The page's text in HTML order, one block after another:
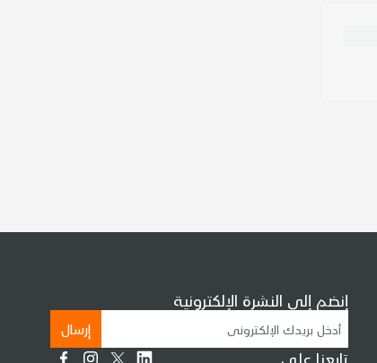
إنضم إلى النشرة الإلكترونية
إرسال
تابعنا على